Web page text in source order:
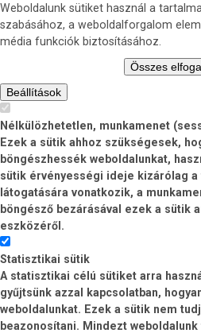
Weboldalunk sütiket használ a
szabásához, a weboldalforgalom
média funkciók biztosításához.
Összes
Beállítások
Nélkülözhetetlen, munkamenet
Ezek a sütik ahhoz szükségesek,
böngészhessék weboldalunkat,
sütik érvényességi ideje kizárólag
látogatására vonatkozik, a
böngésző bezárásával ezek a sütik
eszközéről.
Statisztikai sütik
A statisztikai célú sütiket arra
gyűjtsünk azzal kapcsolatban,
weboldalunkat. Ezek a sütik nem
beazonosítani. Mindezt